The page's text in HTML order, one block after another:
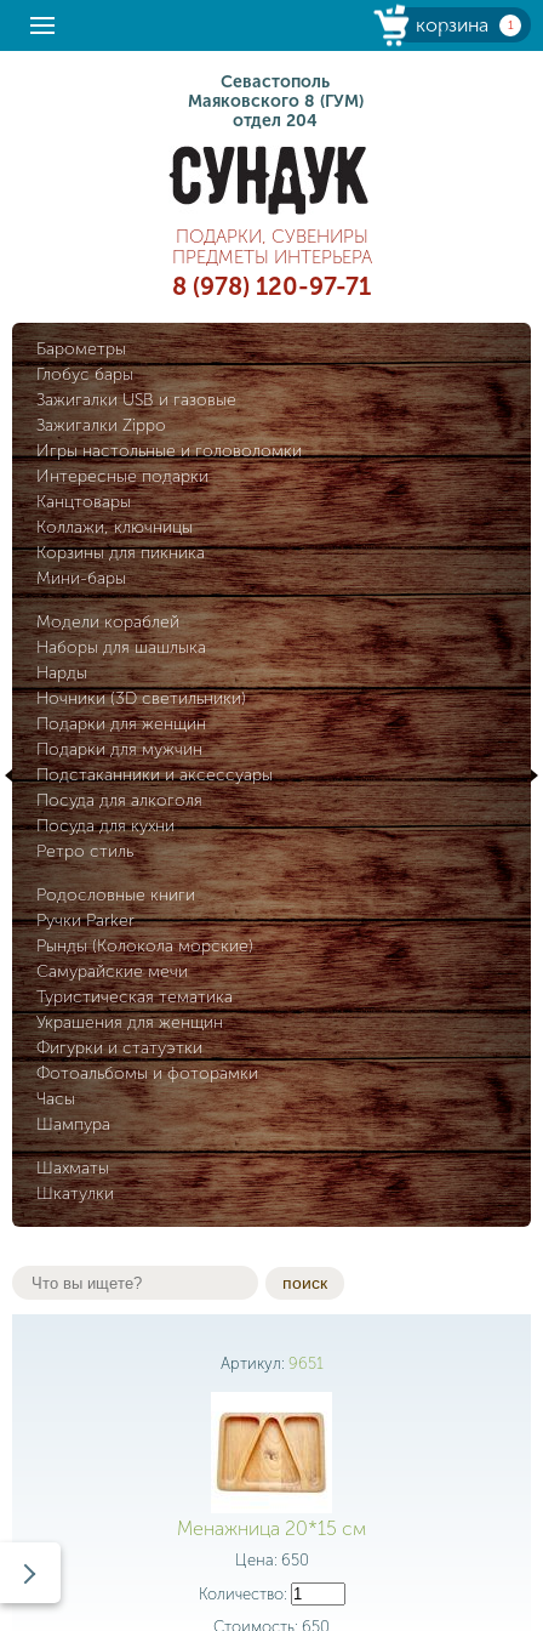
корзина 1
Севастополь
Маяковского 8 (ГУМ)
отдел 204
ПОДАРКИ, СУВЕНИРЫ
ПРЕДМЕТЫ ИНТЕРЬЕРА
8 (978) 120-97-71
Барометры
Глобус бары
Зажигалки USB и газовые
Зажигалки Zippo
Игры настольные и головоломки
Интересные подарки
Канцтовары
Коллажи, ключницы
Корзины для пикника
Мини-бары
Модели кораблей
Наборы для шашлыка
Нарды
Ночники (3D светильники)
Подарки для женщин
Подарки для мужчин
Подстаканники и аксессуары
Посуда для алкоголя
Посуда для кухни
Ретро стиль
Родословные книги
Ручки Parker
Рынды (Колокола морские)
Самурайские мечи
Туристическая тематика
Украшения для женщин
Фигурки и статуэтки
Фотоальбомы и фоторамки
Часы
Шампура
Шахматы
Шкатулки
поиск
Артикул: 9651
Менажница 20*15 см
Цена: 650
Количество:
Стоимость: 650